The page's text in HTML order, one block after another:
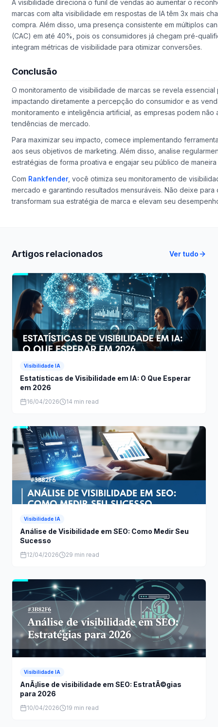
A visibilidade direciona o funil de vendas ao aumentar o
marcas com alta visibilidade em respostas de IA têm 3x mais
compra. Além disso, uma presença consistente em múltiplos
(CAC) em até 40%, pois os consumidores já chegam pré-
integram métricas de visibilidade para otimizar conversões.
Conclusão
O monitoramento de visibilidade de marcas se revela
impactando diretamente a percepção do consumidor e as
monitoramento e inteligência artificial, as empresas podem não
tendências de mercado.
Para maximizar seu impacto, comece implementando
aos seus objetivos de marketing. Além disso, analise
estratégias de forma proativa e engajar seu público de maneira
Com Rankfender, você otimiza seu monitoramento de
mercado e garantindo resultados mensuráveis. Não deixe
transformam sua estratégia de marca e elevam seu
Artigos relacionados Ver tudo
Visibilidade IA
Estatísticas de Visibilidade em IA: O Que Esperar
em 2026
16/04/2026 14 min read
Visibilidade IA
Análise de Visibilidade em SEO: Como Medir Seu
Sucesso
12/04/2026 29 min read
Visibilidade IA
AnÃ¡lise de visibilidade em SEO: EstratÃ©gias
para 2026
10/04/2026 19 min read